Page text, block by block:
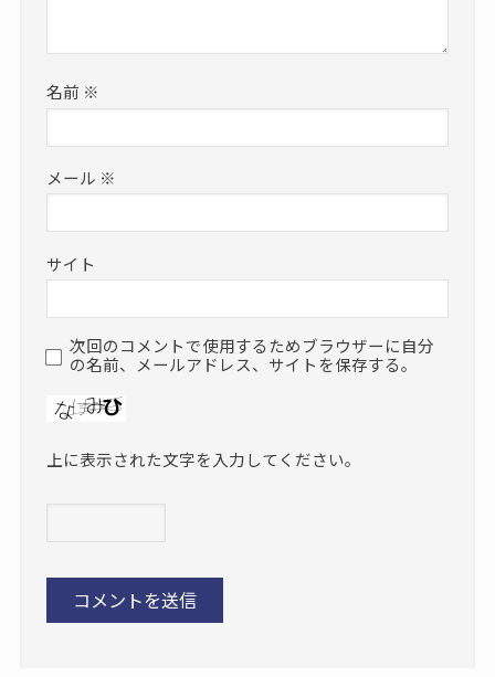
名前 ※
メール ※
サイト
次回のコメントで使用するためブラウザーに自分
の名前、メールアドレス、サイトを保存する。
上に表示された文字を入力してください。